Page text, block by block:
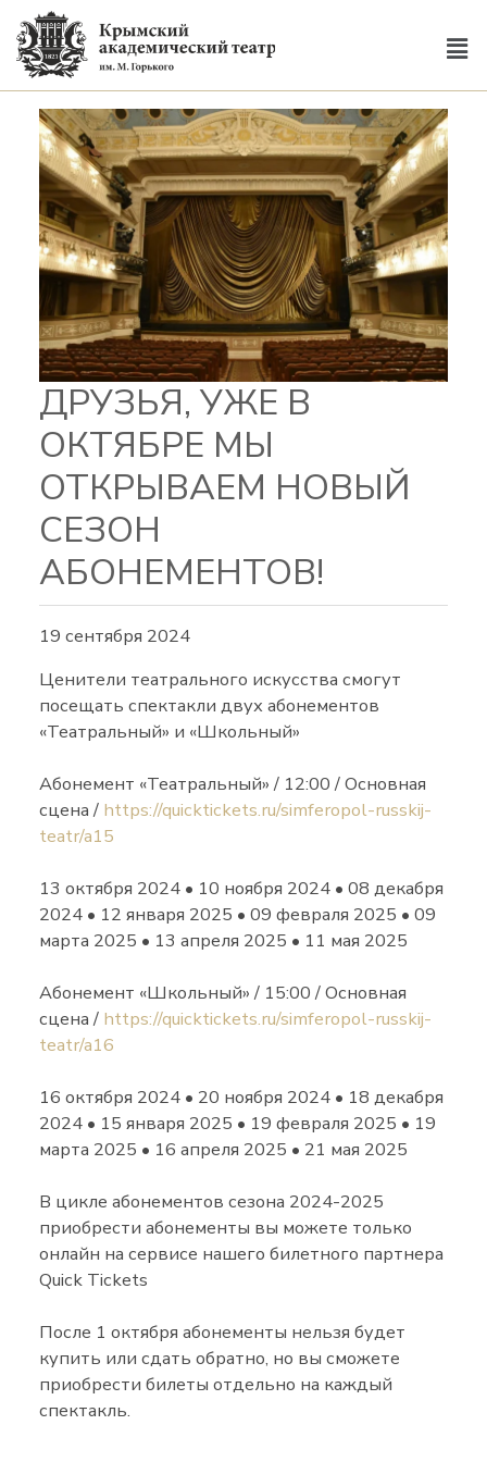
ДРУЗЬЯ, УЖЕ В
ОКТЯБРЕ МЫ
ОТКРЫВАЕМ НОВЫЙ
СЕЗОН
АБОНЕМЕНТОВ!
19 сентября 2024
Ценители театрального искусства смогут
посещать спектакли двух абонементов
«Театральный» и «Школьный»
Абонемент «Театральный» / 12:00 / Основная
сцена / https://quicktickets.ru/simferopol-russkij-
teatr/a15
13 октября 2024 • 10 ноября 2024 • 08 декабря
2024 • 12 января 2025 • 09 февраля 2025 • 09
марта 2025 • 13 апреля 2025 • 11 мая 2025
Абонемент «Школьный» / 15:00 / Основная
сцена / https://quicktickets.ru/simferopol-russkij-
teatr/a16
16 октября 2024 • 20 ноября 2024 • 18 декабря
2024 • 15 января 2025 • 19 февраля 2025 • 19
марта 2025 • 16 апреля 2025 • 21 мая 2025
В цикле абонементов сезона 2024-2025
приобрести абонементы вы можете только
онлайн на сервисе нашего билетного партнера
Quick Tickets
После 1 октября абонементы нельзя будет
купить или сдать обратно, но вы сможете
приобрести билеты отдельно на каждый
спектакль.